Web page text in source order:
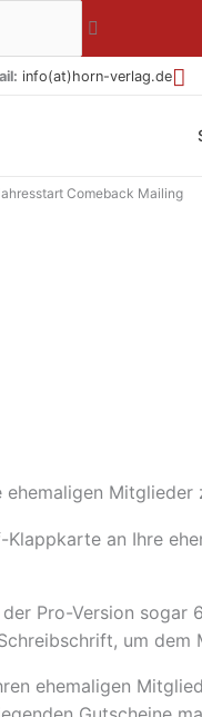
info(at)horn-verlag.de
Comeback Mailing
Mitglieder
Klappkarte an Ihre
Pro-Version sogar
um dem
ehemaligen